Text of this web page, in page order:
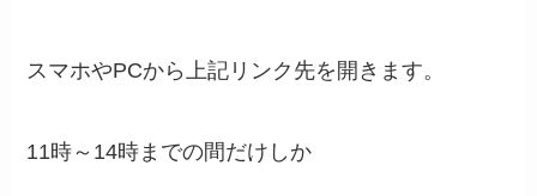
スマホやPCから上記リンク先を開きます。
11時～14時までの間だけしか